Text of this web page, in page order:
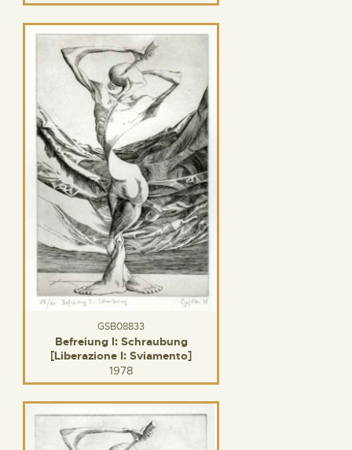
GSB08833
Befreiung I: Schraubung
[Liberazione I: Sviamento]
1978